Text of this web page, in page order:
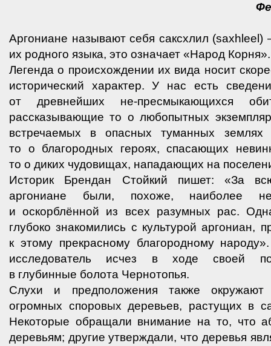
Аргониане называют себя саксхлил
их родного языка, это означает «Народ Корня».
Легенда о происхождении их вида носит
исторический характер. У нас есть
от древнейших не-пресмыкающихся
рассказывающие то о любопытных
встречаемых в опасных туманных землях
то о благородных героях, спасающих
то о диких чудовищах, нападающих на
Историк Брендан Стойкий пишет: «За
аргониане были, похоже, наиболее
и оскорблённой из всех разумных рас.
глубоко знакомились с культурой аргониан,
к этому прекрасному благородному
исследователь исчез в ходе своей
в глубинные болота Чернотопья.
Слухи и предположения также окружают
огромных споровых деревьев, растущих в
Некоторые обращали внимание на то, что
деревьям; другие утверждали, что деревья